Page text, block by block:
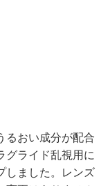
るおい成分が配合
グライド乱視用に
しました。レンズ